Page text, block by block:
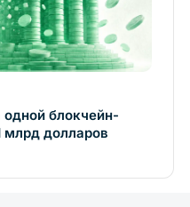
блокчейн-
млрд долларов